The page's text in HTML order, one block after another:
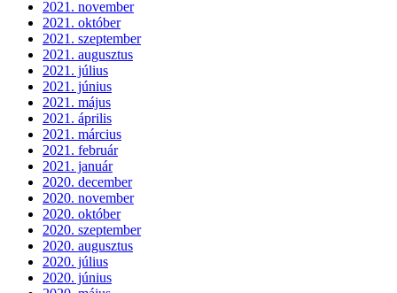
2021. november
2021. október
2021. szeptember
2021. augusztus
2021. július
2021. június
2021. május
2021. április
2021. március
2021. február
2021. január
2020. december
2020. november
2020. október
2020. szeptember
2020. augusztus
2020. július
2020. június